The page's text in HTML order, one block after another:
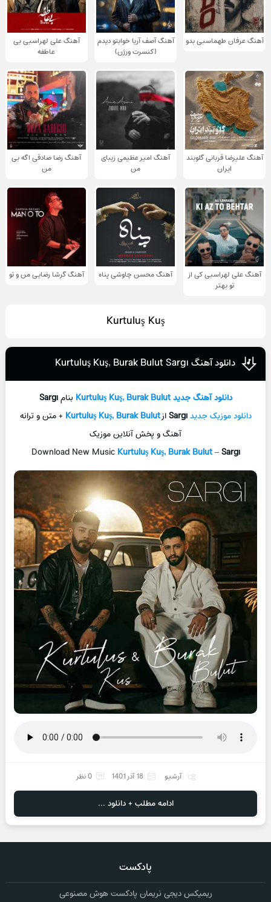
آهنگ عرفان طهماسبی بدو
آهنگ آصف آریا خوابتو دیدم
(کنسرت ورژن)
آهنگ علی لهراسبی بی
عاطفه
آهنگ علیرضا قربانی گلوبند
ایران
آهنگ امیر عظیمی زیبای
من
آهنگ رضا صادقی اگه بی
من
آهنگ علی لهراسبی کی از
تو ‌بهتر
آهنگ محسن چاوشی پناه آهنگ گرشا رضایی من و تو
Kurtuluş Kuş
دانلود آهنگ Kurtuluş Kuş, Burak Bulut Sargı
دانلود آهنگ جدیدKurtuluş Kuş, Burak Bulut بنامSargı
دانلود موزیک جدیدSargıازKurtuluş Kuş, Burak Bulut + متن و ترانه
آهنگ و پخش آنلاین موزیک
Download New Music Kurtuluş Kuş, Burak Bulut–Sargı
آرشیو 18 آذر 1401 0 نظر
ادامه مطلب + دانلود ...
پادکست
ریمیکس دیجی نریمان پادکست هوش مصنوعی